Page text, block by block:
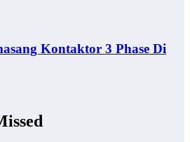
Kontaktor 3 Phase Di